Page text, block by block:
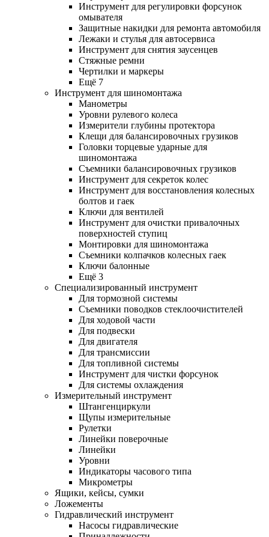
Инструмент для регулировки форсунок
омывателя
Защитные накидки для ремонта автомобиля
Лежаки и стулья для автосервиса
Инструмент для снятия заусенцев
Стяжные ремни
Чертилки и маркеры
Ещё 7
Инструмент для шиномонтажа
Манометры
Уровни рулевого колеса
Измерители глубины протектора
Клещи для балансировочных грузиков
Головки торцевые ударные для
шиномонтажа
Съемники балансировочных грузиков
Инструмент для секреток колес
Инструмент для восстановления колесных
болтов и гаек
Ключи для вентилей
Инструмент для очистки привалочных
поверхностей ступиц
Монтировки для шиномонтажа
Съемники колпачков колесных гаек
Ключи балонные
Ещё 3
Специализированный инструмент
Для тормозной системы
Съемники поводков стеклоочистителей
Для ходовой части
Для подвески
Для двигателя
Для трансмиссии
Для топливной системы
Инструмент для чистки форсунок
Для системы охлаждения
Измерительный инструмент
Штангенциркули
Щупы измерительные
Рулетки
Линейки поверочные
Линейки
Уровни
Индикаторы часового типа
Микрометры
Ящики, кейсы, сумки
Ложементы
Гидравлический инструмент
Насосы гидравлические